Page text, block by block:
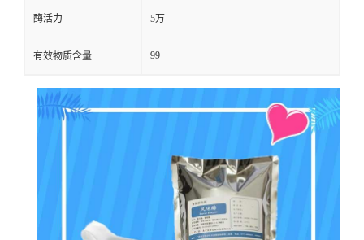
酶活力 5万
有效物质含量 99